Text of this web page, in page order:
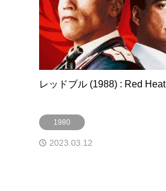
レッドブル (1988) : Red Heat
1980
2023.03.12